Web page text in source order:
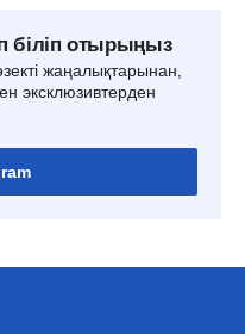
біліп отырыңыз
жаңалықтарынан,
эксклюзивтерден